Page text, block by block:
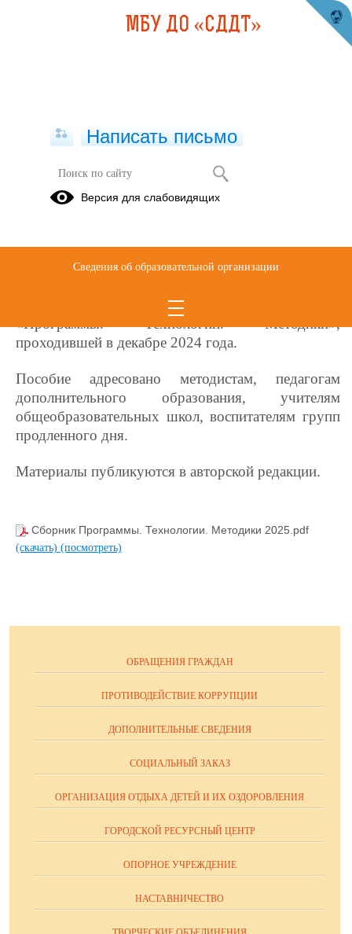
Методический сборник по итогам VII
городской выставки-конкурса
городской методической выставки-конкурса
«Программы. Технологии. Методики»,
проходившей в декабре 2024 года.
Пособие адресовано методистам, педагогам
дополнительного образования, учителям
общеобразовательных школ, воспитателям групп
продленного дня.
Материалы публикуются в авторской редакции.
Сборник Программы. Технологии. Методики 2025.pdf
(скачать) (посмотреть)
ОБРАЩЕНИЯ ГРАЖДАН
ПРОТИВОДЕЙСТВИЕ КОРРУПЦИИ
ДОПОЛНИТЕЛЬНЫЕ СВЕДЕНИЯ
СОЦИАЛЬНЫЙ ЗАКАЗ
ОРГАНИЗАЦИЯ ОТДЫХА ДЕТЕЙ И ИХ ОЗДОРОВЛЕНИЯ
ГОРОДСКОЙ РЕСУРСНЫЙ ЦЕНТР
ОПОРНОЕ УЧРЕЖДЕНИЕ
НАСТАВНИЧЕСТВО
МБУ ДО «СДДТ»
Написать письмо
Версия для слабовидящих
Сведения об образовательной организации